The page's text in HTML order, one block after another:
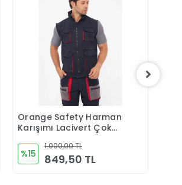
Sepete Ekle
Orange Safety Harman
Karışımı Lacivert Çok
%15
1.000,00 TL
849,50 TL